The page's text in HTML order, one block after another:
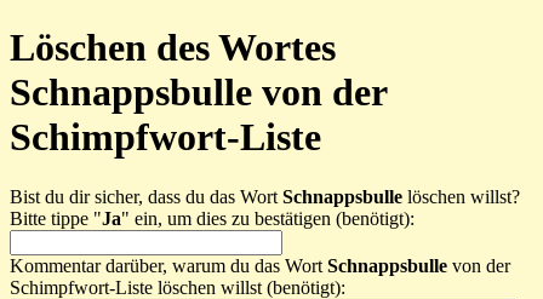
Löschen des Wortes
Schnappsbulle von der
Schimpfwort-Liste
Bist du dir sicher, dass du das Wort Schnappsbulle löschen willst?
Bitte tippe "Ja" ein, um dies zu bestätigen (benötigt):
Kommentar darüber, warum du das Wort Schnappsbulle von der
Schimpfwort-Liste löschen willst (benötigt):